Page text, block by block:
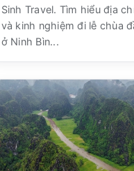
Sinh Travel. Tìm hiểu địa
và kinh nghiệm đi lễ chùa
ở Ninh Bìn...